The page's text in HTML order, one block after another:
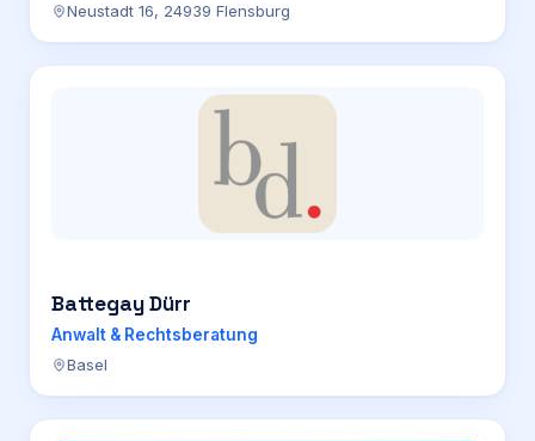
Neustadt 16, 24939 Flensburg
Battegay Dürr
Anwalt & Rechtsberatung
Basel